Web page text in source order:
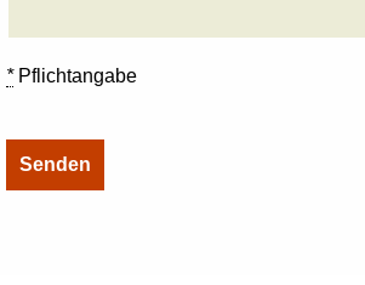
*Pflichtangabe